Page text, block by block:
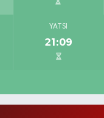
YATSI
21:09